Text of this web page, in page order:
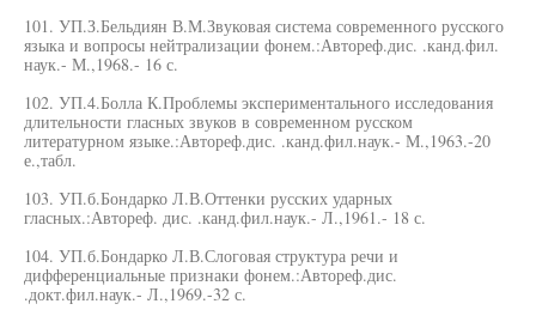
101. УП.З.Бельдиян В.М.Звуковая система современного русского
языка и вопросы нейтрализации фонем.:Автореф.дис. .канд.фил.
наук.- М.,1968.- 16 с.
102. УП.4.Болла К.Проблемы экспериментального исследования
длительности гласных звуков в современном русском
литературном языке.:Автореф.дис. .канд.фил.наук.- М.,1963.-20
е.,табл.
103. УП.б.Бондарко Л.В.Оттенки русских ударных
гласных.:Автореф. дис. .канд.фил.наук.- Л.,1961.- 18 с.
104. УП.б.Бондарко Л.В.Слоговая структура речи и
дифференциальные признаки фонем.:Автореф.дис.
.докт.фил.наук.- Л.,1969.-32 с.